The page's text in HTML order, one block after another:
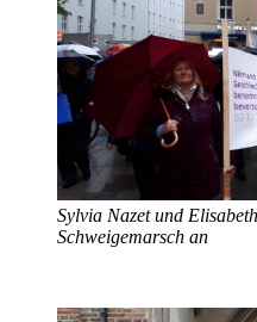
Sylvia Nazet und
Schweigemarsch an